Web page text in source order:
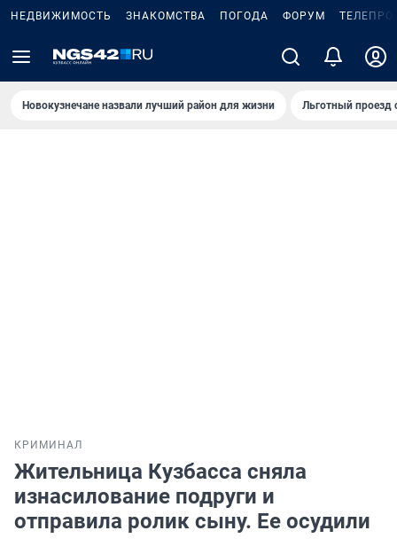
НЕДВИЖИМОСТЬ ЗНАКОМСТВА ПОГОДА ФОРУМ
Новокузнечане назвали лучший район для жизни Льготный проезд
КРИМИНАЛ
Жительница Кузбасса сняла
изнасилование подруги и
отправила ролик сыну. Ее осудили